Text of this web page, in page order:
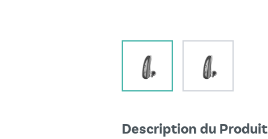
Description du Produit